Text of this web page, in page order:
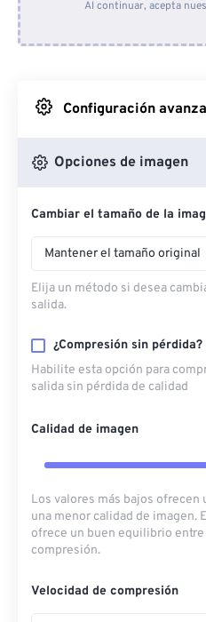
Desde
Desde
Desde URL
Al continuar, acepta
Configuración
Opciones de imagen
Cambiar el tamaño de la
Mantener el tamaño original
Elija un método si desea
salida.
¿Compresión sin pérdida?
Habilite esta opción para
salida sin pérdida de calidad
Calidad de imagen
Los valores más bajos
una menor calidad de imagen.
ofrece un buen equilibrio
compresión.
Velocidad de compresión